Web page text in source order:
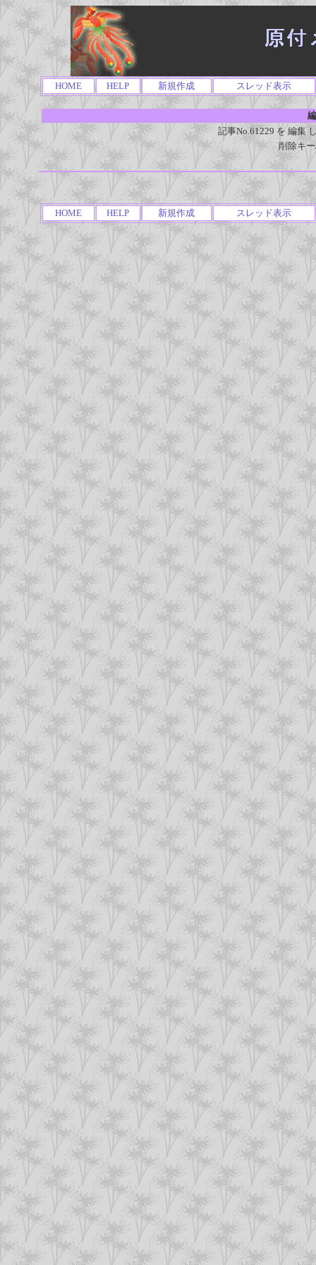
HOME HELP 新規作成 スレッド表示
記事No.61229 を 編集
削除キ
HOME HELP 新規作成 スレッド表示